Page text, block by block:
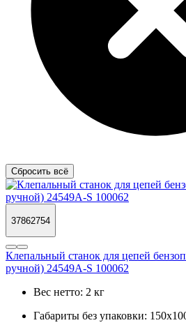
Сбросить всё
37862754
Клепальный станок для цепей
ручной) 24549A-S 100062
Вес нетто: 2 кг
Габариты без упаковки: